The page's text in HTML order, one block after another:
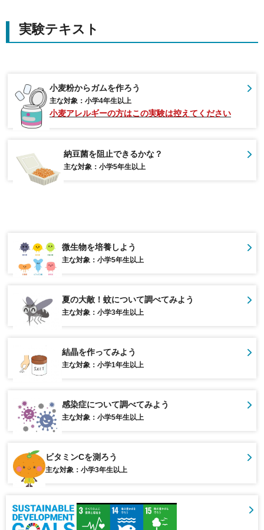
実験テキスト
小麦粉からガムを作ろう
主な対象：小学4年生以上
小麦アレルギーの方はこの実験は控えてください
納豆菌を阻止できるかな？
主な対象：小学5年生以上
微生物を培養しよう
主な対象：小学5年生以上
夏の大敵！蚊について調べてみよう
主な対象：小学3年生以上
結晶を作ってみよう
主な対象：小学1年生以上
感染症について調べてみよう
主な対象：小学5年生以上
ビタミンCを測ろう
主な対象：小学3年生以上